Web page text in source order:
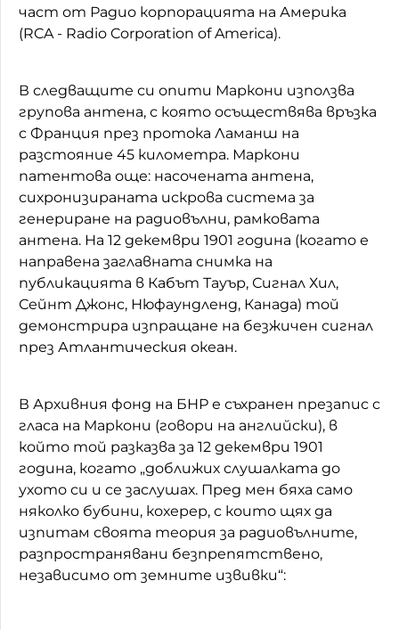
част от Радио корпорацията на Америка
(RCA - Radio Corporation of America).
В следващите си опити Маркони използва
групова антена, с която осъществява връзка
с Франция през протока Ламанш на
разстояние 45 километра. Маркони
патентова още: насочената антена,
сихронизираната искрова система за
генериране на радиовълни, рамковата
антена. На 12 декември 1901 година (когато е
направена заглавната снимка на
публикацията в Кабът Тауър, Сигнал Хил,
Сейнт Джонс, Нюфаундленд, Канада) той
демонстрира изпращане на безжичен сигнал
през Атлантическия океан.
В Архивния фонд на БНР е съхранен презапис с
гласа на Маркони (говори на английски), в
който той разказва за 12 декември 1901
година, когато „доближих слушалката до
ухото си и се заслушах. Пред мен бяха само
няколко бубини, кохерер, с които щях да
изпитам своята теория за радиовълните,
разпространявани безпрепятствено,
независимо от земните извивки“: